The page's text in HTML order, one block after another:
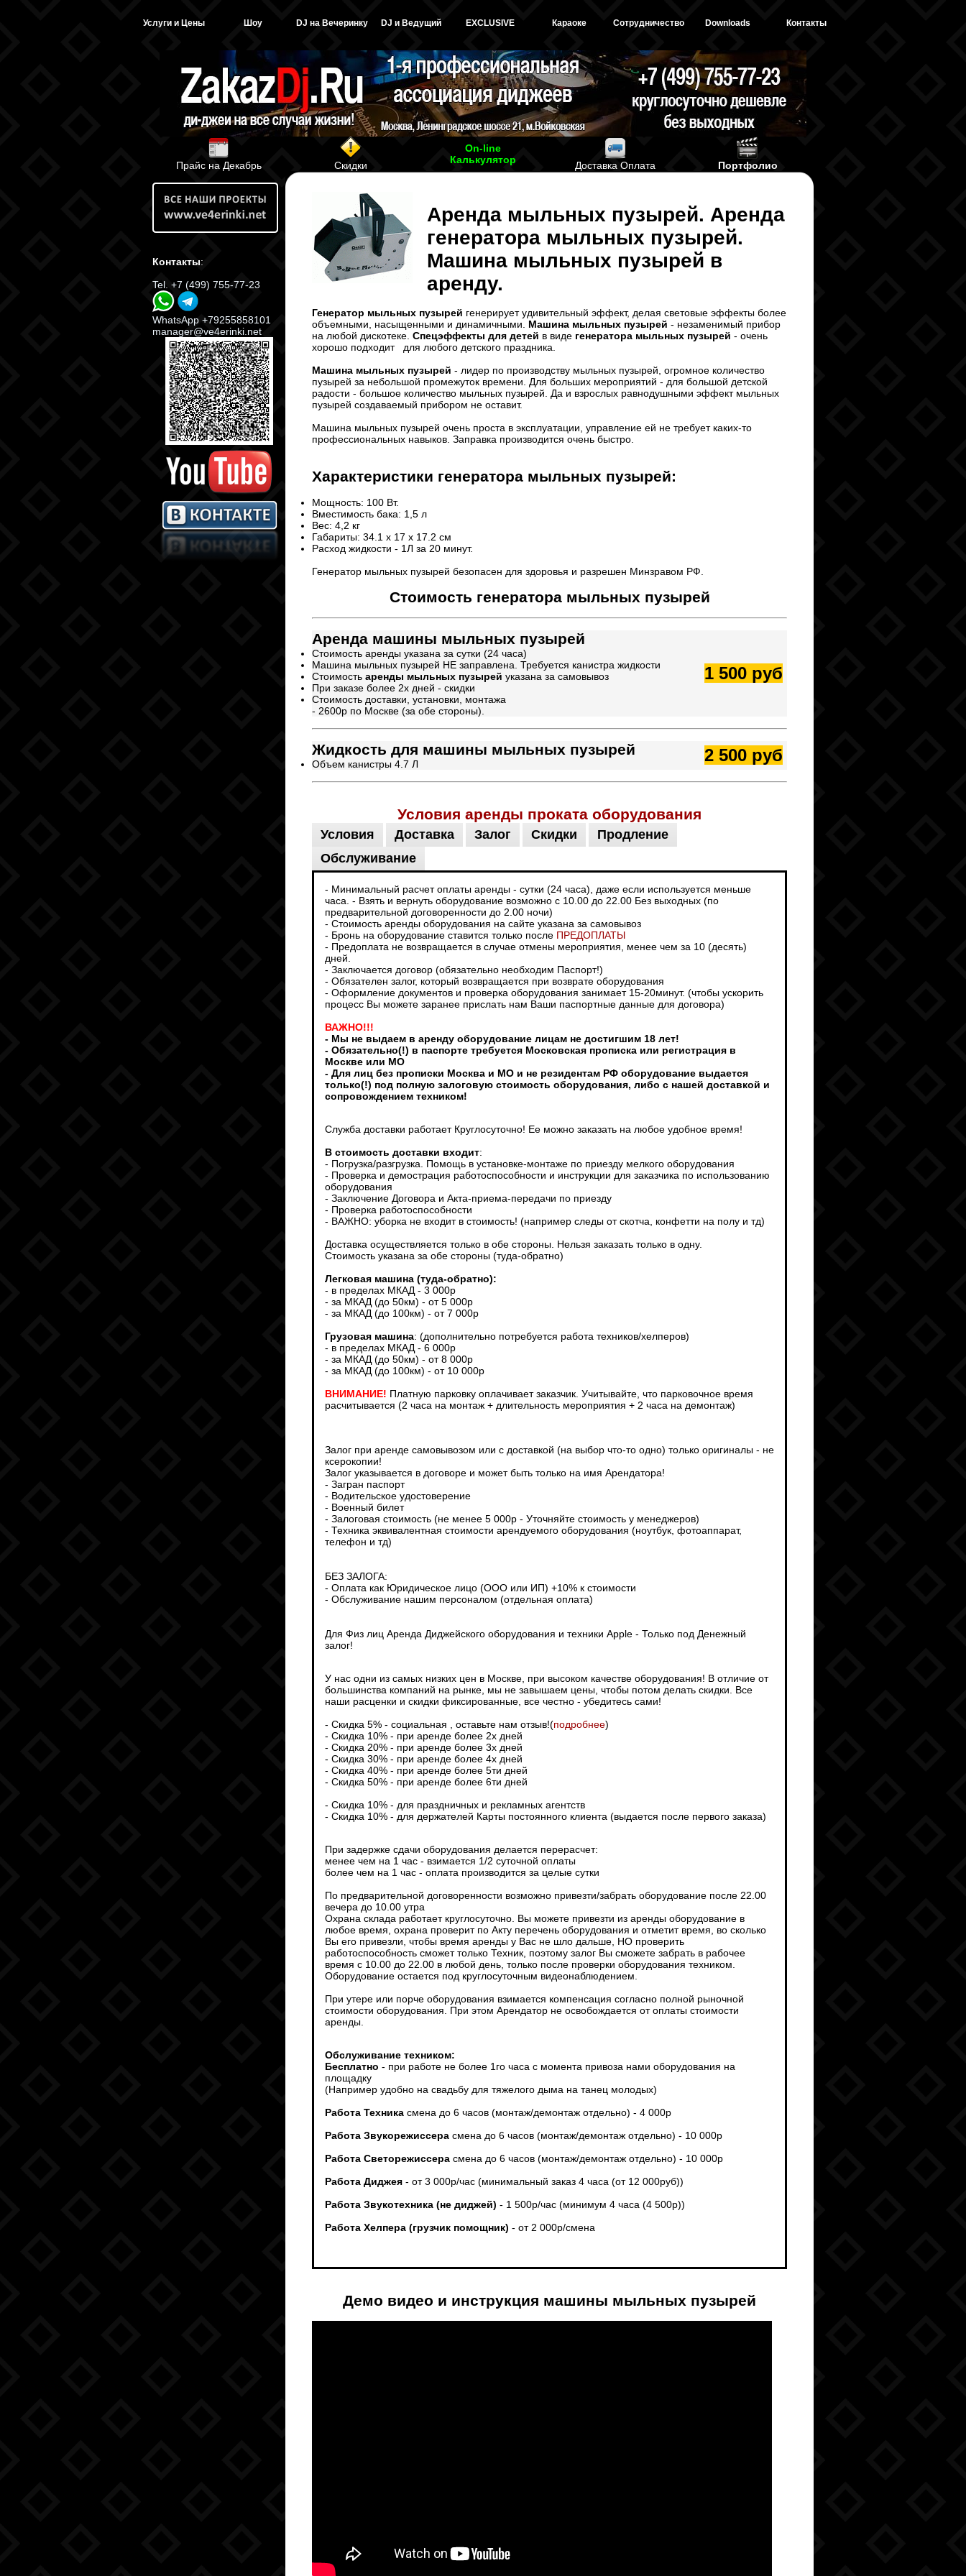
Услуги и Цены Шоу DJ на Вечеринку DJ и Ведущий EXCLUSIVE Караоке Сотрудничество Downloads Контакты
Прайс на Декабрь Скидки
On-line
Калькулятор
Доставка Оплата Портфолио
Контакты:
Tel. +7 (499) 755-77-23
WhatsApp +79255858101
manager@ve4erinki.net
Аренда мыльных пузырей. Аренда
генератора мыльных пузырей.
Машина мыльных пузырей в
аренду.
Генератор мыльных пузырей генерирует удивительный эффект, делая световые эффекты более
объемными, насыщенными и динамичными. Машина мыльных пузырей - незаменимый прибор
на любой дискотеке. Спецэффекты для детей в виде генератора мыльных пузырей - очень
хорошо подходит
для любого детского праздника.
Машина мыльных пузырей - лидер по производству мыльных пузырей, огромное количество
пузырей за небольшой промежуток времени. Для больших мероприятий - для большой детской
радости - большое количество мыльных пузырей. Да и взрослых равнодушными эффект мыльных
пузырей создаваемый прибором не оставит.
Машина мыльных пузырей очень проста в эксплуатации, управление ей не требует каких-то
профессиональных навыков. Заправка производится очень быстро.
Характеристики генератора мыльных пузырей:
Мощность: 100 Вт.
Вместимость бака: 1,5 л
Вес: 4,2 кг
Габариты: 34.1 х 17 х 17.2 см
Расход жидкости - 1Л за 20 минут.
Генератор мыльных пузырей безопасен для здоровья и разрешен Минзравом РФ.
Стоимость генератора мыльных пузырей
Аренда машины мыльных пузырей
Стоимость аренды указана за сутки (24 часа)
Машина мыльных пузырей НЕ заправлена. Требуется канистра жидкости
Стоимость аренды мыльных пузырей указана за самовывоз
При заказе более 2х дней - скидки
Стоимость доставки, установки, монтажа
- 2600р по Москве (за обе стороны).
1 500 руб
Жидкость для машины мыльных пузырей
Объем канистры 4.7 Л 2 500 руб
Условия аренды проката оборудования
Условия Доставка Залог Скидки
Продление
Обслуживание
- Минимальный расчет оплаты аренды - сутки (24 часа), даже если используется меньше
часа. - Взять и вернуть оборудование возможно с 10.00 до 22.00 Без выходных (по
предварительной договоренности до 2.00 ночи)
- Стоимость аренды оборудования на сайте указана за самовывоз
- Бронь на оборудование ставится только после ПРЕДОПЛАТЫ
- Предоплата не возвращается в случае отмены мероприятия, менее чем за 10 (десять)
дней.
- Заключается договор (обязательно необходим Паспорт!)
- Обязателен залог, который возвращается при возврате оборудования
- Оформление документов и проверка оборудования занимает 15-20минут. (чтобы ускорить
процесс Вы можете заранее прислать нам Ваши паспортные данные для договора)
ВАЖНО!!!
- Мы не выдаем в аренду оборудование лицам не достигшим 18 лет!
- Обязательно(!) в паспорте требуется Московская прописка или регистрация в
Москве или МО
- Для лиц без прописки Москва и МО и не резидентам РФ оборудование выдается
только(!) под полную залоговую стоимость оборудования, либо с нашей доставкой и
сопровождением техником!
Служба доставки работает Круглосуточно! Ее можно заказать на любое удобное время!
В стоимость доставки входит:
- Погрузка/разгрузка. Помощь в установке-монтаже по приезду мелкого оборудования
- Проверка и демострация работоспособности и инструкции для заказчика по использованию
оборудования
- Заключение Договора и Акта-приема-передачи по приезду
- Проверка работоспособности
- ВАЖНО: уборка не входит в стоимость! (например следы от скотча, конфетти на полу и тд)
Доставка осуществляется только в обе стороны. Нельзя заказать только в одну.
Стоимость указана за обе стороны (туда-обратно)
Легковая машина (туда-обратно):
- в пределах МКАД - 3 000р
- за МКАД (до 50км) - от 5 000р
- за МКАД (до 100км) - от 7 000р
Грузовая машина: (дополнительно потребуется работа техников/хелперов)
- в пределах МКАД - 6 000р
- за МКАД (до 50км) - от 8 000р
- за МКАД (до 100км) - от 10 000р
ВНИМАНИЕ! Платную парковку оплачивает заказчик. Учитывайте, что парковочное время
расчитывается (2 часа на монтаж + длительность мероприятия + 2 часа на демонтаж)
Залог при аренде самовывозом или с доставкой (на выбор что-то одно) только оригиналы - не
ксерокопии!
Залог указывается в договоре и может быть только на имя Арендатора!
- Загран паспорт
- Водительское удостоверение
- Военный билет
- Залоговая стоимость (не менее 5 000р - Уточняйте стоимость у менеджеров)
- Техника эквивалентная стоимости арендуемого оборудования (ноутбук, фотоаппарат,
телефон и тд)
БЕЗ ЗАЛОГА:
- Оплата как Юридическое лицо (ООО или ИП) +10% к стоимости
- Обслуживание нашим персоналом (отдельная оплата)
Для Физ лиц Аренда Диджейского оборудования и техники Apple - Только под Денежный
залог!
У нас одни из самых низких цен в Москве, при высоком качестве оборудования! В отличие от
большинства компаний на рынке, мы не завышаем цены, чтобы потом делать скидки. Все
наши расценки и скидки фиксированные, все честно - убедитесь сами!
- Скидка 5% - социальная , оставьте нам отзыв!(подробнее)
- Скидка 10% - при аренде более 2х дней
- Скидка 20% - при аренде более 3х дней
- Скидка 30% - при аренде более 4х дней
- Скидка 40% - при аренде более 5ти дней
- Скидка 50% - при аренде более 6ти дней
- Скидка 10% - для праздничных и рекламных агентств
- Скидка 10% - для держателей Карты постоянного клиента (выдается после первого заказа)
При задержке сдачи оборудования делается перерасчет:
менее чем на 1 час - взимается 1/2 суточной оплаты
более чем на 1 час - оплата производится за целые сутки
По предварительной договоренности возможно привезти/забрать оборудование после 22.00
вечера до 10.00 утра
Охрана склада работает круглосуточно. Вы можете привезти из аренды оборудование в
любое время, охрана проверит по Акту перечень оборудования и отметит время, во сколько
Вы его привезли, чтобы время аренды у Вас не шло дальше, НО проверить
работоспособность сможет только Техник, поэтому залог Вы сможете забрать в рабочее
время с 10.00 до 22.00 в любой день, только после проверки оборудования техником.
Оборудование остается под круглосуточным видеонаблюдением.
При утере или порче оборудования взимается компенсация согласно полной рыночной
стоимости оборудования. При этом Арендатор не освобождается от оплаты стоимости
аренды.
Обслуживание техником:
Бесплатно - при работе не более 1го часа с момента привоза нами оборудования на
площадку
(Например удобно на свадьбу для тяжелого дыма на танец молодых)
Работа Техника смена до 6 часов (монтаж/демонтаж отдельно) - 4 000р
Работа Звукорежиссера смена до 6 часов (монтаж/демонтаж отдельно) - 10 000р
Работа Светорежиссера смена до 6 часов (монтаж/демонтаж отдельно) - 10 000р
Работа Диджея - от 3 000р/час (минимальный заказ 4 часа (от 12 000руб))
Работа Звукотехника (не диджей) - 1 500р/час (минимум 4 часа (4 500р))
Работа Хелпера (грузчик помощник) - от 2 000р/смена
Демо видео и инструкция машины мыльных пузырей